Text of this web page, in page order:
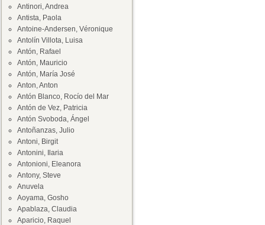
Antinori, Andrea
Antista, Paola
Antoine-Andersen, Véronique
Antolín Villota, Luisa
Antón, Rafael
Antón, Mauricio
Antón, María José
Anton, Anton
Antón Blanco, Rocío del Mar
Antón de Vez, Patricia
Antón Svoboda, Ángel
Antoñanzas, Julio
Antoni, Birgit
Antonini, Ilaria
Antonioni, Eleanora
Antony, Steve
Anuvela
Aoyama, Gosho
Apablaza, Claudia
Aparicio, Raquel